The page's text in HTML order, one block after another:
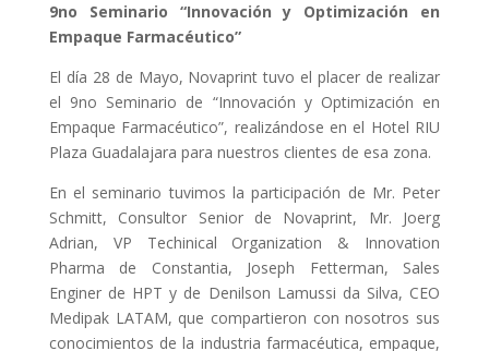
9no Seminario “Innovación y Optimización en
Empaque Farmacéutico”
El día 28 de Mayo, Novaprint tuvo el placer de realizar
el 9no Seminario de “Innovación y Optimización en
Empaque Farmacéutico”, realizándose en el Hotel RIU
Plaza Guadalajara para nuestros clientes de esa zona.
En el seminario tuvimos la participación de Mr. Peter
Schmitt, Consultor Senior de Novaprint, Mr. Joerg
Adrian, VP Techinical Organization & Innovation
Pharma de Constantia, Joseph Fetterman, Sales
Enginer de HPT y de Denilson Lamussi da Silva, CEO
Medipak LATAM, que compartieron con nosotros sus
conocimientos de la industria farmacéutica, empaque,